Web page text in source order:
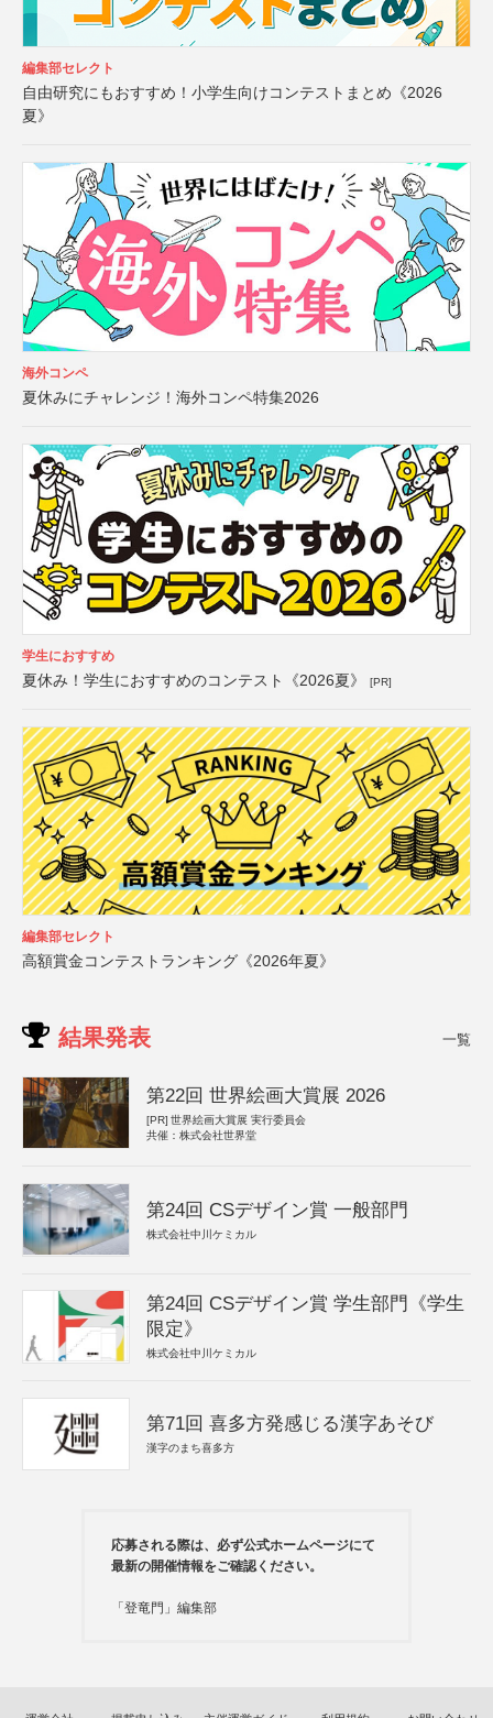
編集部セレクト
自由研究にもおすすめ！小学生向けコンテストまとめ《2026
夏》
海外コンペ
夏休みにチャレンジ！海外コンペ特集2026
学生におすすめ
夏休み！学生におすすめのコンテスト《2026夏》 [PR]
編集部セレクト
高額賞金コンテストランキング《2026年夏》
結果発表 一覧
第22回 世界絵画大賞展 2026
[PR] 世界絵画大賞展 実行委員会
共催：株式会社世界堂
第24回 CSデザイン賞 一般部門
株式会社中川ケミカル
第24回 CSデザイン賞 学生部門《学生
限定》
株式会社中川ケミカル
第71回 喜多方発感じる漢字あそび
漢字のまち喜多方
応募される際は、必ず公式ホームページにて
最新の開催情報をご確認ください。
「登竜門」編集部